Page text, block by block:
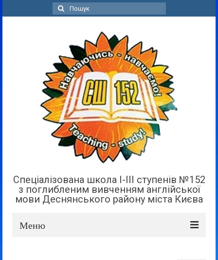
Пошук
для:
Спеціалізована школа І-ІІІ ступенів №152
з поглибленим вивченням англійської
мови Деснянського району міста Києва
Меню